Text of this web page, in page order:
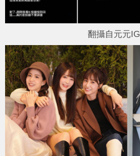
翻攝自元元IG